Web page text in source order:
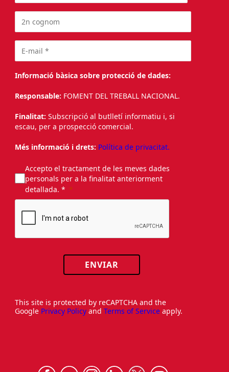
Informació bàsica sobre protecció de dades:
Responsable: FOMENT DEL TREBALL NACIONAL.
Finalitat: Subscripció al butlletí informatiu i, si
escau, per a prospecció comercial.
Més informació i drets: Política de privacitat.
Accepto el tractament de les meves dades
personals per a la finalitat anteriorment
detallada. *
ENVIAR
This site is protected by reCAPTCHA and the
Google Privacy Policy and Terms of Service apply.